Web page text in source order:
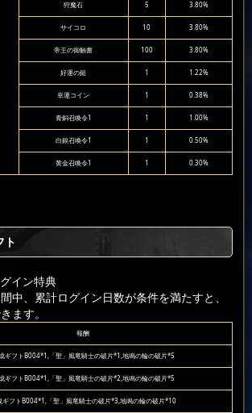
狩魔石 5 3.80%
サイコロ 10 3.80%
帝王の御触書 100 3.80%
好運の鎚 1 1.22%
幸運コイン 1 0.38%
青銅召喚令1 1 1.00%
白銀召喚令1 1 0.50%
黄金召喚令1 1 0.30%
ト
イン特典
中、累計ログイン日数が条件を満たすと、
ます。
報酬
ギフトB004*1,「聖」風竜騎士の破片*1,地鳴の輪の破片*5
ギフトB004*1,「聖」風竜騎士の破片*2,地鳴の輪の破片*5
ギフトB004*1,「聖」風竜騎士の破片*3,地鳴の輪の破片*10